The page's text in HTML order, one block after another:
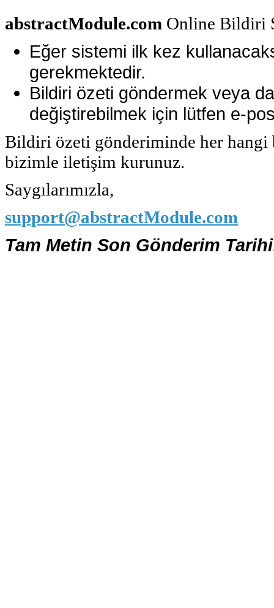
abstractModule.com Online Bildiri
Eğer sistemi ilk kez
gerekmektedir.
Bildiri özeti göndermek veya
değiştirebilmek için lütfen e-
Bildiri özeti gönderiminde her hangi
bizimle iletişim kurunuz.
Saygılarımızla,
support@abstractModule.com
Tam Metin Son Gönderim